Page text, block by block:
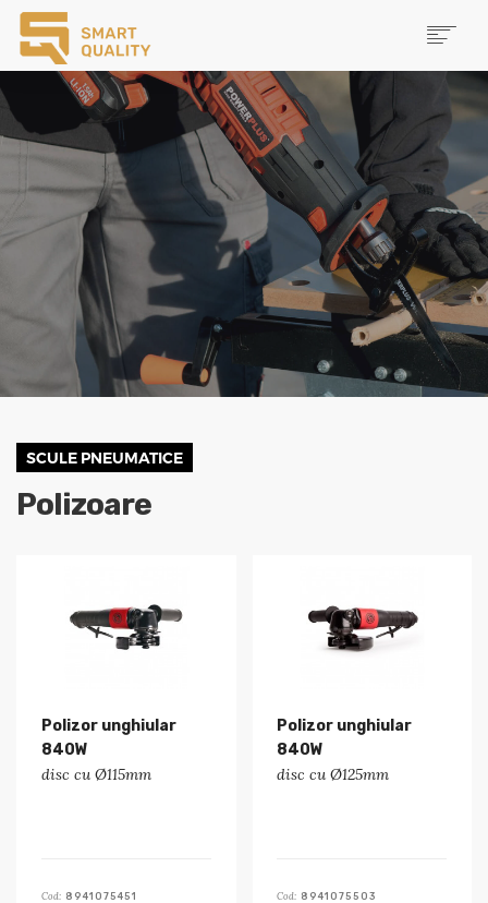
PRODUSE
NOUTĂȚI
MAI MULTE
SCULE PNEUMATICE
Polizoare
Polizor unghiular
840W
disc cu Ø115mm
Cod: 8941075451
Polizor unghiular
840W
disc cu Ø125mm
Cod: 8941075503